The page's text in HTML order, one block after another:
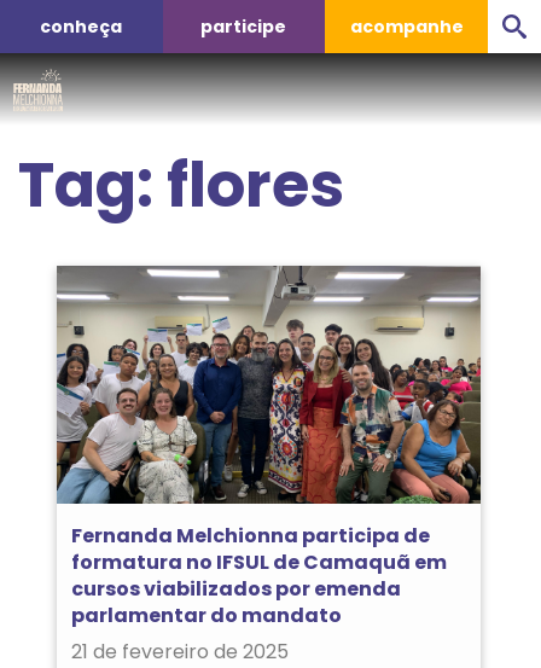
conheça participe acompanhe
Tag:flores
Fernanda Melchionna participa de
formatura no IFSUL de Camaquã em
cursos viabilizados por emenda
parlamentar do mandato
21 de fevereiro de 2025